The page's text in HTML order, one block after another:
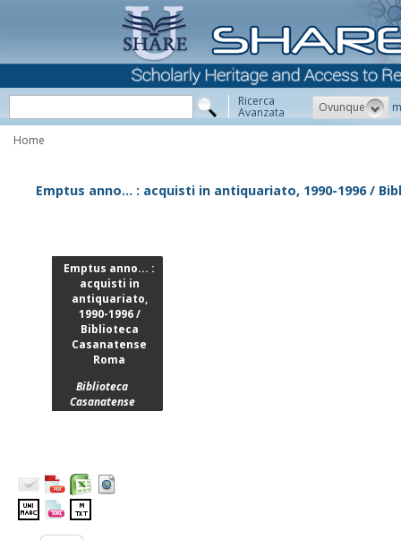
Ricerca
Avanzata Ovunque
Home
Emptus anno... : acquisti in antiquariato, 1990-1996 /
Emptus anno... :
acquisti in
antiquariato,
1990-1996 /
Biblioteca
Casanatense
Roma
Biblioteca
Casanatense